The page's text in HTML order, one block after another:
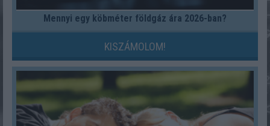
Mennyi egy köbméter földgáz ára 2026-ban?
KISZÁMOLOM!